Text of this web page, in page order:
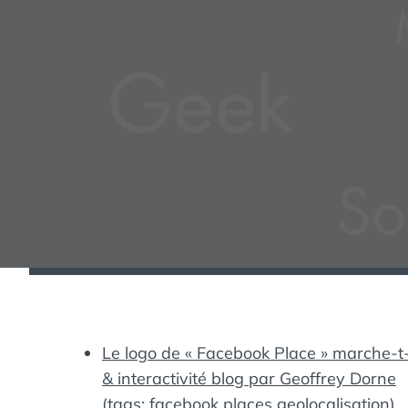
Le logo de « Facebook Place »
& interactivité blog par Geoffrey Dorne